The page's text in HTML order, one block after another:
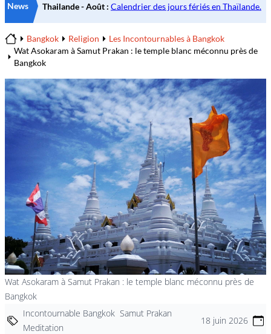
News
Home
Bangkok Religion
Les Incontournables à Bangkok
Wat Asokaram à Samut Prakan : le temple blanc méconnu près de
Bangkok
Wat Asokaram à Samut Prakan : le temple blanc méconnu près de
Bangkok
Incontournable Bangkok Samut Prakan
Meditation
18 juin 2026